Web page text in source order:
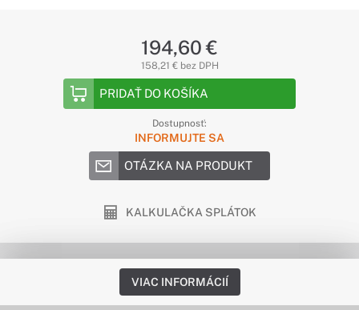
194,60 €
158,21 € bez DPH
PRIDAŤ DO KOŠÍKA
Dostupnosť:
INFORMUJTE SA
OTÁZKA NA PRODUKT
KALKULAČKA SPLÁTOK
VIAC INFORMÁCIÍ